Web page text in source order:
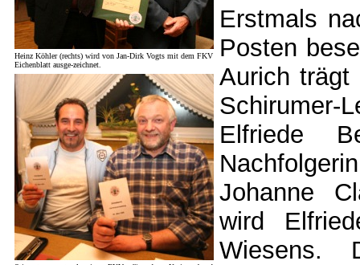
Heinz Köhler (rechts) wird von Jan-Dirk Vogts mit dem FKV
Eichenblatt ausge-zeichnet.
Erstmals
Posten
Aurich trägt
Elfriede
Johanne
wird
Wiesens.